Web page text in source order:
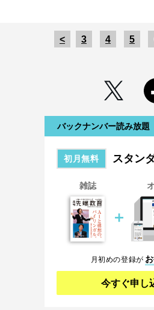
< 3 4 5
バックナンバー読み放題
初月無料 スタン
雑誌
＋
月初めの登録が
今すぐ申し